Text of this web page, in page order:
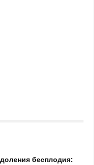
бесплодия: